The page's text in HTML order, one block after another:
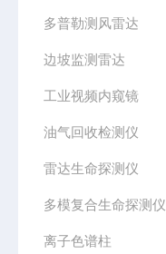
多普勒测风雷达
边坡监测雷达
工业视频内窥镜
油气回收检测仪
雷达生命探测仪
多模复合生命探测仪
离子色谱柱